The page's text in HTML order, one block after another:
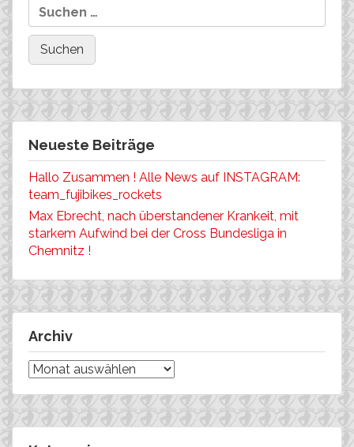
Neueste Beiträge
Hallo Zusammen ! Alle News auf INSTAGRAM:
team_fujibikes_rockets
Max Ebrecht, nach überstandener Krankeit, mit
starkem Aufwind bei der Cross Bundesliga in
Chemnitz !
Archiv
Archiv